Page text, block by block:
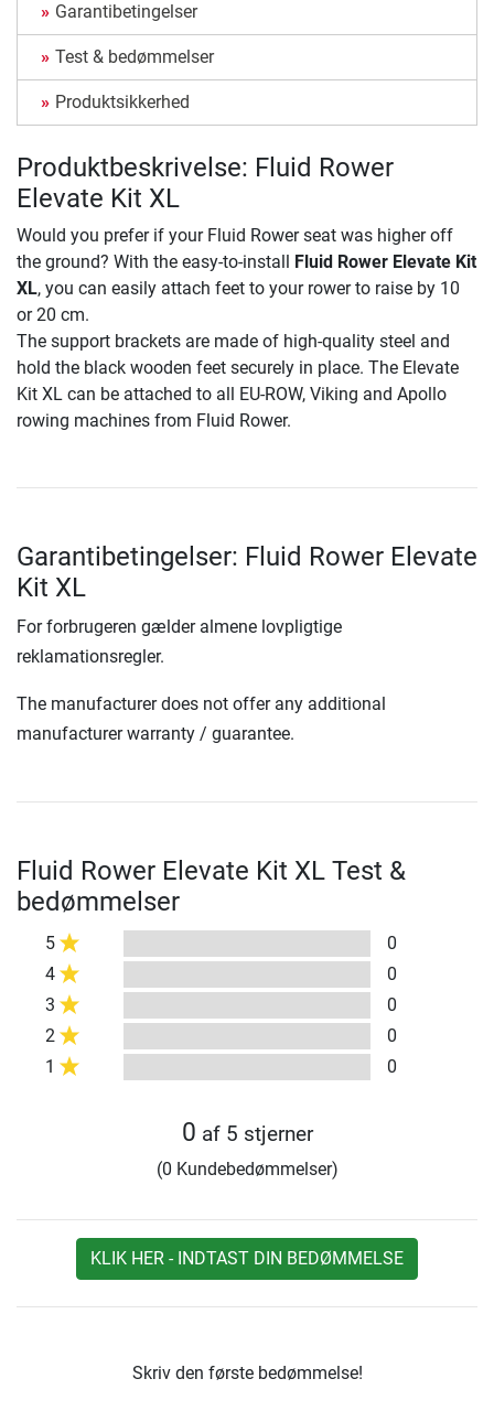
Garantibetingelser
Test & bedømmelser
Produktsikkerhed
Produktbeskrivelse: Fluid Rower
Elevate Kit XL
Would you prefer if your Fluid Rower seat was higher off
the ground? With the easy-to-install
Fluid Rower Elevate Kit
XL, you can easily attach feet to your rower to raise by 10
or 20 cm.
The support brackets are made of high-quality steel and
hold the black wooden feet securely in place. The Elevate
Kit XL can be attached to all EU-ROW, Viking and Apollo
rowing machines from Fluid Rower.
Garantibetingelser: Fluid Rower Elevate
Kit XL
For forbrugeren gælder almene lovpligtige
reklamationsregler.
The manufacturer does not offer any additional
manufacturer warranty / guarantee.
Fluid Rower Elevate Kit XL Test &
bedømmelser
5
0
4
0
3
0
2
0
1
0
0 af 5 stjerner
(0 Kundebedømmelser)
KLIK HER - INDTAST DIN BEDØMMELSE
Skriv den første bedømmelse!